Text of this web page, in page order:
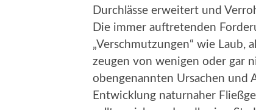
Durchlässe erweitert und
Die immer auftretenden
„Verschmutzungen“ wie Laub,
zeugen von wenigen oder gar
obengenannten Ursachen und
Entwicklung naturnaher